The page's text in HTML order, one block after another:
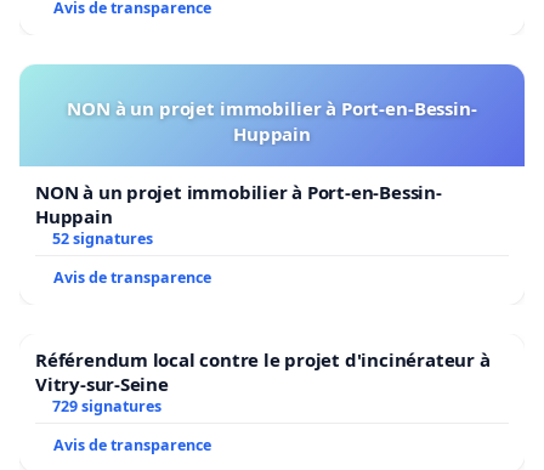
Avis de transparence
NON à un projet immobilier à Port-en-Bessin-
Huppain
NON à un projet immobilier à Port-en-Bessin-
Huppain
52 signatures
Avis de transparence
Référendum local contre le projet d'incinérateur à
Vitry-sur-Seine
729 signatures
Avis de transparence